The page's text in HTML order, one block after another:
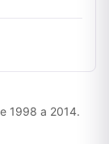
1998 a 2014.